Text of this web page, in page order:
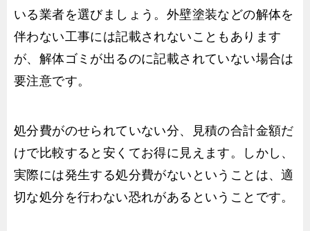
いる業者を選びましょう。外壁塗装などの解体を
伴わない工事には記載されないこともあります
が、解体ゴミが出るのに記載されていない場合は
要注意です。
処分費がのせられていない分、見積の合計金額だ
けで比較すると安くてお得に見えます。しかし、
実際には発生する処分費がないということは、適
切な処分を行わない恐れがあるということです。